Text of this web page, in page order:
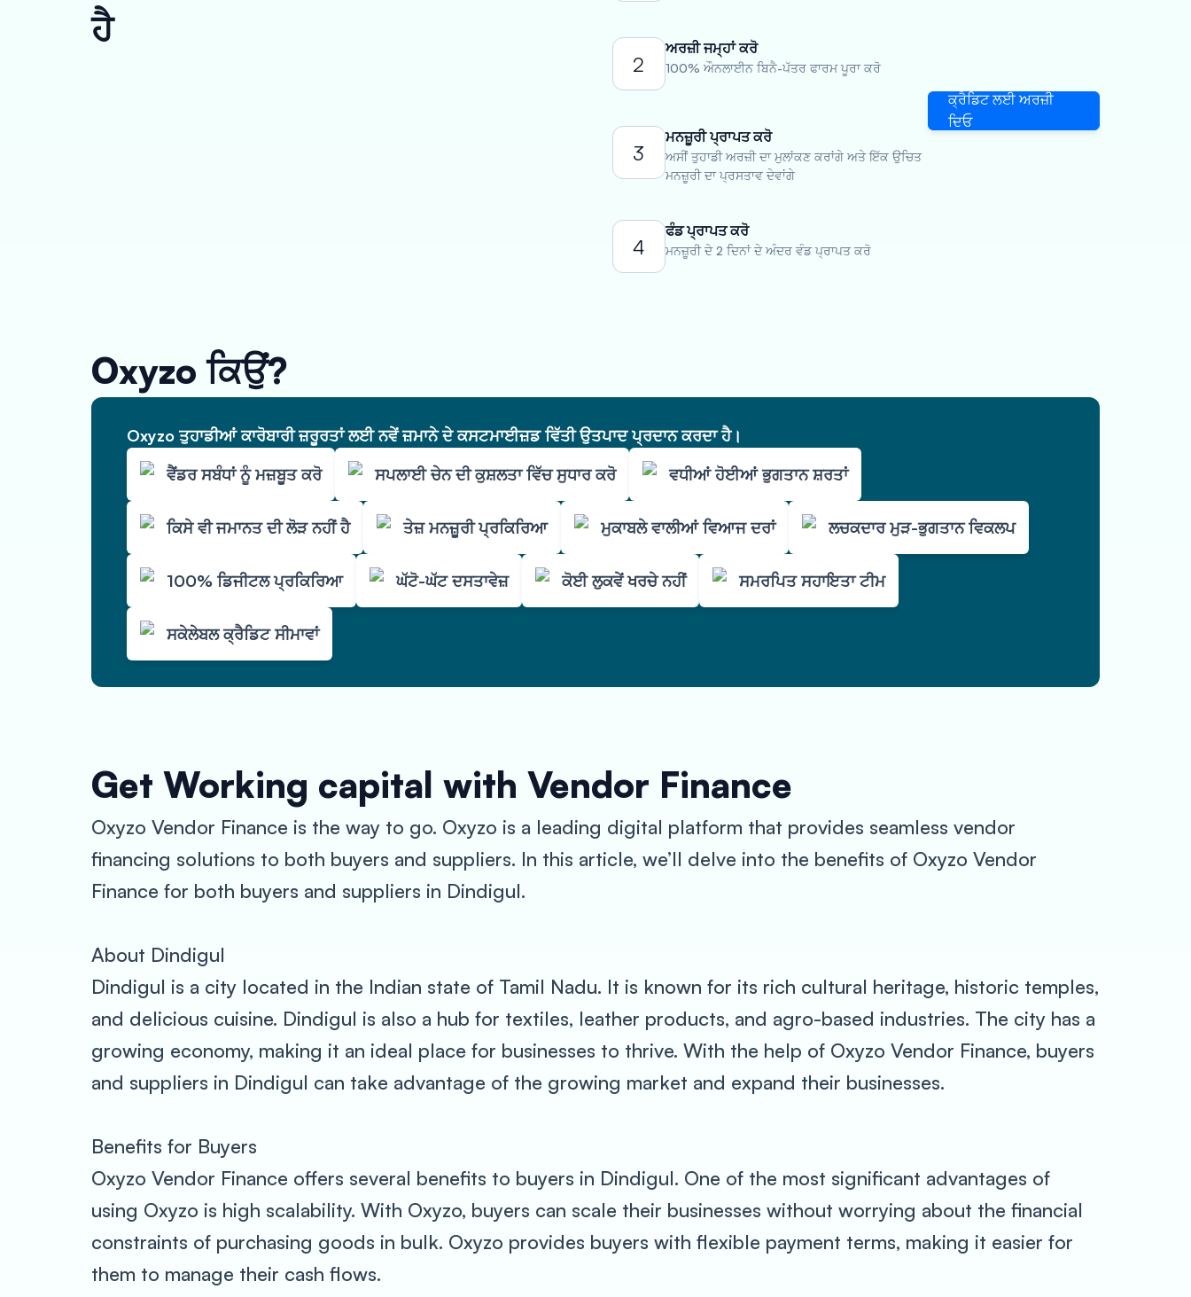
ਹੈ
2
ਅਰਜ਼ੀ ਜਮ੍ਹਾਂ ਕਰੋ
100% ਔਨਲਾਈਨ ਬਿਨੈ-ਪੱਤਰ ਫਾਰਮ ਪੂਰਾ ਕਰੋ
3
ਮਨਜ਼ੂਰੀ ਪ੍ਰਾਪਤ ਕਰੋ
ਅਸੀਂ ਤੁਹਾਡੀ ਅਰਜ਼ੀ ਦਾ ਮੁਲਾਂਕਣ ਕਰਾਂਗੇ ਅਤੇ ਇੱਕ ਉਚਿਤ
ਮਨਜ਼ੂਰੀ ਦਾ ਪ੍ਰਸਤਾਵ ਦੇਵਾਂਗੇ
4
ਫੰਡ ਪ੍ਰਾਪਤ ਕਰੋ
ਮਨਜ਼ੂਰੀ ਦੇ 2 ਦਿਨਾਂ ਦੇ ਅੰਦਰ ਵੰਡ ਪ੍ਰਾਪਤ ਕਰੋ
ਕ੍ਰੈਡਿਟ ਲਈ ਅਰਜ਼ੀ
ਦਿਓ
Oxyzo ਕਿਉਂ?
Oxyzo ਤੁਹਾਡੀਆਂ ਕਾਰੋਬਾਰੀ ਜ਼ਰੂਰਤਾਂ ਲਈ ਨਵੇਂ ਜ਼ਮਾਨੇ ਦੇ ਕਸਟਮਾਈਜ਼ਡ ਵਿੱਤੀ ਉਤਪਾਦ ਪ੍ਰਦਾਨ ਕਰਦਾ ਹੈ।
ਵੈਂਡਰ ਸਬੰਧਾਂ ਨੂੰ ਮਜ਼ਬੂਤ ਕਰੋ
ਸਪਲਾਈ ਚੇਨ ਦੀ ਕੁਸ਼ਲਤਾ ਵਿੱਚ ਸੁਧਾਰ ਕਰੋ ਵਧੀਆਂ ਹੋਈਆਂ ਭੁਗਤਾਨ ਸ਼ਰਤਾਂ
ਕਿਸੇ ਵੀ ਜਮਾਨਤ ਦੀ ਲੋੜ ਨਹੀਂ ਹੈ ਤੇਜ਼ ਮਨਜ਼ੂਰੀ ਪ੍ਰਕਿਰਿਆ ਮੁਕਾਬਲੇ ਵਾਲੀਆਂ ਵਿਆਜ ਦਰਾਂ ਲਚਕਦਾਰ ਮੁੜ-ਭੁਗਤਾਨ ਵਿਕਲਪ
100% ਡਿਜੀਟਲ ਪ੍ਰਕਿਰਿਆ ਘੱਟੋ-ਘੱਟ ਦਸਤਾਵੇਜ਼ ਕੋਈ ਲੁਕਵੇਂ ਖਰਚੇ ਨਹੀਂ ਸਮਰਪਿਤ ਸਹਾਇਤਾ ਟੀਮ
ਸਕੇਲੇਬਲ ਕ੍ਰੈਡਿਟ ਸੀਮਾਵਾਂ
Get Working capital with Vendor Finance
Oxyzo Vendor Finance is the way to go. Oxyzo is a leading digital platform that provides seamless vendor
financing solutions to both buyers and suppliers. In this article, we’ll delve into the benefits of Oxyzo Vendor
Finance for both buyers and suppliers in Dindigul.
About Dindigul
Dindigul is a city located in the Indian state of Tamil Nadu. It is known for its rich cultural heritage, historic temples,
and delicious cuisine. Dindigul is also a hub for textiles, leather products, and agro-based industries. The city has a
growing economy, making it an ideal place for businesses to thrive. With the help of Oxyzo Vendor Finance, buyers
and suppliers in Dindigul can take advantage of the growing market and expand their businesses.
Benefits for Buyers
Oxyzo Vendor Finance offers several benefits to buyers in Dindigul. One of the most significant advantages of
using Oxyzo is high scalability. With Oxyzo, buyers can scale their businesses without worrying about the financial
constraints of purchasing goods in bulk. Oxyzo provides buyers with flexible payment terms, making it easier for
them to manage their cash flows.